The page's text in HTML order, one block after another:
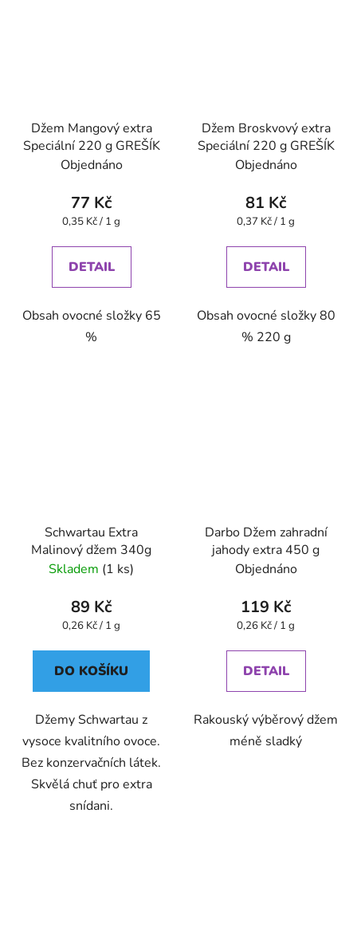
Džem Mangový extra
Speciální 220 g GREŠÍK
Objednáno
77 Kč
Měrná
0,35 Kč / 1 g
DETAIL
Obsah ovocné složky 65
%
Džem Broskvový extra
Speciální 220 g GREŠÍK
Objednáno
81 Kč
Měrná
0,37 Kč / 1 g
DETAIL
Obsah ovocné složky 80
% 220 g
Schwartau Extra
Malinový džem 340g
Skladem (1 ks)
89 Kč
Měrná
0,26 Kč / 1 g
DO KOŠÍKU
Džemy Schwartau z
vysoce kvalitního ovoce.
Bez konzervačních látek.
Skvělá chuť pro extra
snídani.
Darbo Džem zahradní
jahody extra 450 g
Objednáno
119 Kč
Měrná
0,26 Kč / 1 g
DETAIL
Rakouský výběrový džem
méně sladký